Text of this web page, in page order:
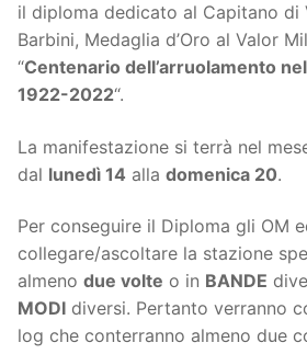
il diploma dedicato al Capitano di
Barbini, Medaglia d’Oro al Valor
“Centenario dell’arruolamento
1922-2022“.
La manifestazione si terrà nel
dal lunedì 14 alla domenica 20.
Per conseguire il Diploma gli OM
collegare/ascoltare la stazione
almeno due volte o in BANDE
MODI diversi. Pertanto verranno
log che conterranno almeno due